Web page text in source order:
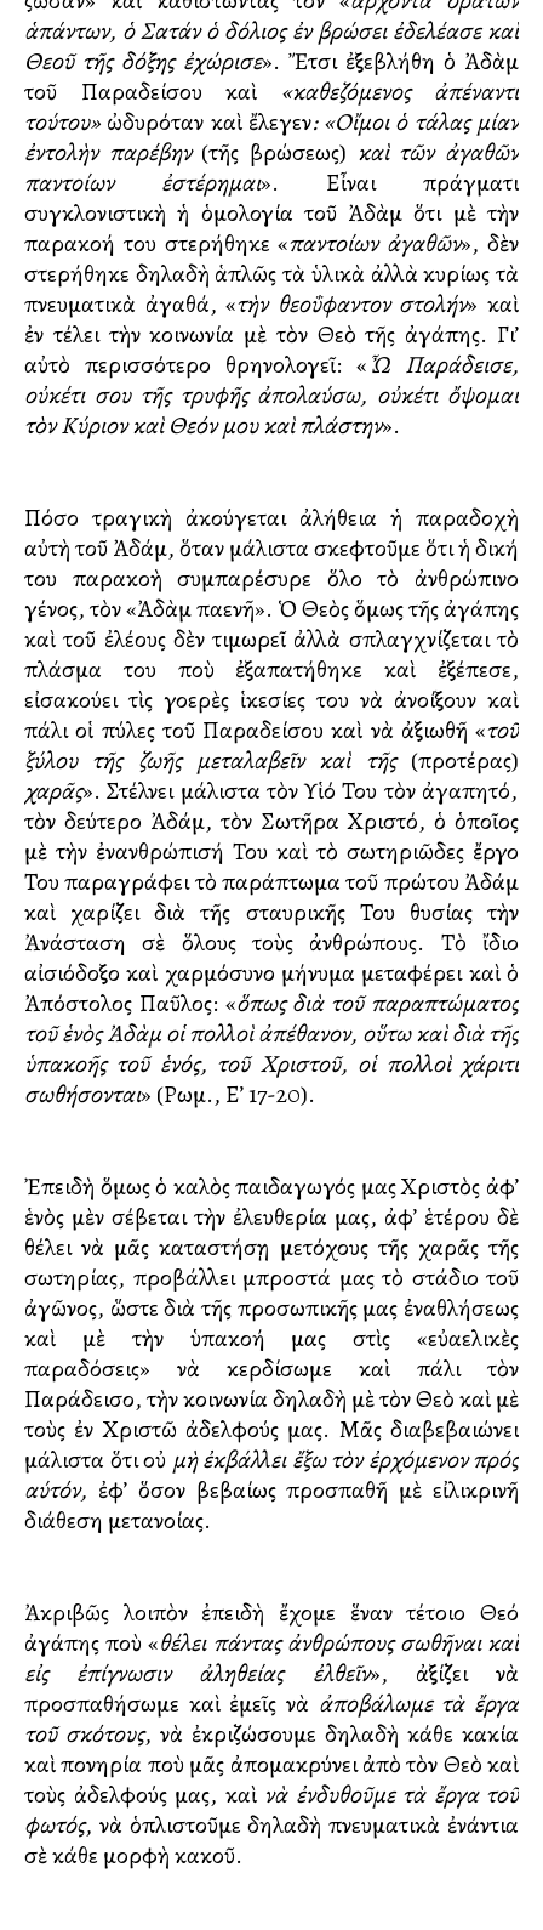
ἁπάντων, ὁ Σατάν ὁ δόλιος ἐν βρώσει ἐδελέασε καὶ
Θεοῦ τῆς δόξης ἐχώρισε». Ἔτσι ἐξεβλήθη ὁ Ἀδὰμ
τοῦ Παραδείσου καὶ «καθεζόμενος ἀπέναντι
τούτου» ὠδυρόταν καὶ ἔλεγεν: «Οἴμοι ὁ τάλας μίαν
ἐντολὴν παρέβην (τῆς βρώσεως) καὶ τῶν ἀγαθῶν
παντοίων ἐστέρημαι». Εἶναι πράγματι
συγκλονιστικὴ ἡ ὁμολογία τοῦ Ἀδὰμ ὅτι μὲ τὴν
παρακοή του στερήθηκε «παντοίων ἀγαθῶν», δὲν
στερήθηκε δηλαδὴ ἁπλῶς τὰ ὑλικὰ ἀλλὰ κυρίως τὰ
πνευματικὰ ἀγαθά, «τὴν θεοΰφαντον στολήν» καὶ
ἐν τέλει τὴν κοινωνία μὲ τὸν Θεὸ τῆς ἀγάπης. Γι’
αὐτὸ περισσότερο θρηνολογεῖ: «Ὦ Παράδεισε,
οὐκέτι σου τῆς τρυφῆς ἀπολαύσω, οὐκέτι ὄψομαι
τὸν Κύριον καὶ Θεόν μου καὶ πλάστην».
Πόσο τραγικὴ ἀκούγεται ἀλήθεια ἡ παραδοχὴ
αὐτὴ τοῦ Ἀδάμ, ὅταν μάλιστα σκεφτοῦμε ὅτι ἡ δική
του παρακοὴ συμπαρέσυρε ὅλο τὸ ἀνθρώπινο
γένος, τὸν «Ἀδὰμ παγγενῆ». Ὁ Θεὸς ὅμως τῆς ἀγάπης
καὶ τοῦ ἐλέους δὲν τιμωρεῖ ἀλλὰ σπλαγχνίζεται τὸ
πλάσμα του ποὺ ἐξαπατήθηκε καὶ ἐξέπεσε,
εἰσακούει τὶς γοερὲς ἱκεσίες του νὰ ἀνοίξουν καὶ
πάλι οἱ πύλες τοῦ Παραδείσου καὶ νὰ ἀξιωθῆ «τοῦ
ξύλου τῆς ζωῆς μεταλαβεῖν καὶ τῆς (προτέρας)
χαρᾶς». Στέλνει μάλιστα τὸν Υἱό Του τὸν ἀγαπητό,
τὸν δεύτερο Ἀδάμ, τὸν Σωτῆρα Χριστό, ὁ ὁποῖος
μὲ τὴν ἐνανθρώπισή Του καὶ τὸ σωτηριῶδες ἔργο
Του παραγράφει τὸ παράπτωμα τοῦ πρώτου Ἀδάμ
καὶ χαρίζει διὰ τῆς σταυρικῆς Του θυσίας τὴν
Ἀνάσταση σὲ ὅλους τοὺς ἀνθρώπους. Τὸ ἴδιο
αἰσιόδοξο καὶ χαρμόσυνο μήνυμα μεταφέρει καὶ ὁ
Ἀπόστολος Παῦλος: «ὅπως διὰ τοῦ παραπτώματος
τοῦ ἑνὸς Ἀδὰμ οἱ πολλοὶ ἀπέθανον, οὕτω καὶ διὰ τῆς
ὑπακοῆς τοῦ ἑνός, τοῦ Χριστοῦ, οἱ πολλοὶ χάριτι
σωθήσονται» (Ρωμ., Ε’ 17-20).
Ἐπειδὴ ὅμως ὁ καλὸς παιδαγωγός μας Χριστὸς ἀφ’
ἑνὸς μὲν σέβεται τὴν ἐλευθερία μας, ἀφ’ ἑτέρου δὲ
θέλει νὰ μᾶς καταστήσῃ μετόχους τῆς χαρᾶς τῆς
σωτηρίας, προβάλλει μπροστά μας τὸ στάδιο τοῦ
ἀγῶνος, ὥστε διὰ τῆς προσωπικῆς μας ἐναθλήσεως
καὶ μὲ τὴν ὑπακοή μας στὶς «εὐαγγελικὲς
παραδόσεις» νὰ κερδίσωμε καὶ πάλι τὸν
Παράδεισο, τὴν κοινωνία δηλαδὴ μὲ τὸν Θεὸ καὶ μὲ
τοὺς ἐν Χριστῶ ἀδελφούς μας. Μᾶς διαβεβαιώνει
μάλιστα ὅτι οὐ μὴ ἐκβάλλει ἔξω τὸν ἐρχόμενον πρός
αύτόν, ἐφ’ ὅσον βεβαίως προσπαθῆ μὲ εἰλικρινῆ
διάθεση μετανοίας.
Ἀκριβῶς λοιπὸν ἐπειδὴ ἔχομε ἕναν τέτοιο Θεό
ἀγάπης ποὺ «θέλει πάντας ἀνθρώπους σωθῆναι καὶ
εἰς ἐπίγνωσιν ἀληθείας ἐλθεῖν», ἀξίζει νὰ
προσπαθήσωμε καὶ ἐμεῖς νὰ ἀποβάλωμε τὰ ἔργα
τοῦ σκότους, νὰ ἐκριζώσουμε δηλαδὴ κάθε κακία
καὶ πονηρία ποὺ μᾶς ἀπομακρύνει ἀπὸ τὸν Θεὸ καὶ
τοὺς ἀδελφούς μας, καὶ νὰ ἐνδυθοῦμε τὰ ἔργα τοῦ
φωτός, νὰ ὁπλιστοῦμε δηλαδὴ πνευματικὰ ἐνάντια
σὲ κάθε μορφὴ κακοῦ.